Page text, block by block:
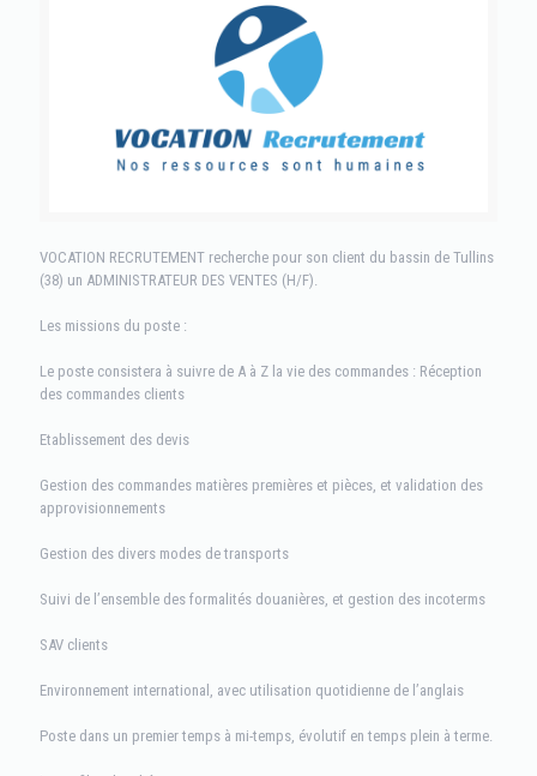
VOCATION RECRUTEMENT recherche pour son client du bassin de Tullins
(38) un ADMINISTRATEUR DES VENTES (H/F).
Les missions du poste :
Le poste consistera à suivre de A à Z la vie des commandes : Réception
des commandes clients
Etablissement des devis
Gestion des commandes matières premières et pièces, et validation des
approvisionnements
Gestion des divers modes de transports
Suivi de l’ensemble des formalités douanières, et gestion des incoterms
SAV clients
Environnement international, avec utilisation quotidienne de l’anglais
Poste dans un premier temps à mi-temps, évolutif en temps plein à terme.